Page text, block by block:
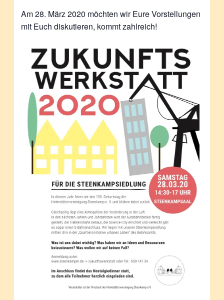
Am 28. März 2020 möchten wir Eure Vorstellungen
mit Euch diskutieren, kommt zahlreich!